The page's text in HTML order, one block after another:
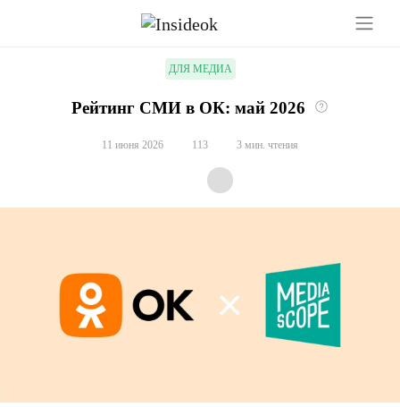
ДЛЯ МЕДИА
Рейтинг СМИ в ОК: май 2026
11 июня 2026 113 3 мин. чтения